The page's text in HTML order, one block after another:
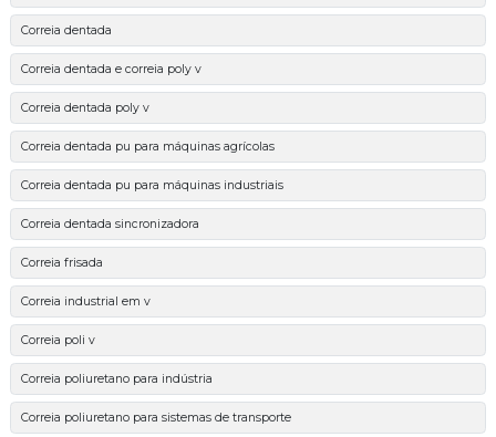
Correia dentada
Correia dentada e correia poly v
Correia dentada poly v
Correia dentada pu para máquinas agrícolas
Correia dentada pu para máquinas industriais
Correia dentada sincronizadora
Correia frisada
Correia industrial em v
Correia poli v
Correia poliuretano para indústria
Correia poliuretano para sistemas de transporte